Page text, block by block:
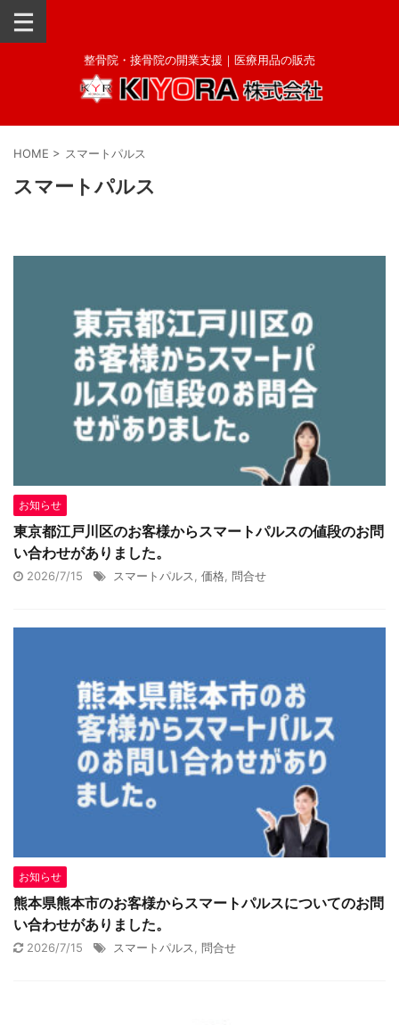
整骨院・接骨院の開業支援｜医療用品の販売
HOME > スマートパルス
スマートパルス
お知らせ
東京都江戸川区のお客様からスマートパルスの値段のお問
い合わせがありました。
2026/7/15 スマートパルス 価格 問合せ
お知らせ
熊本県熊本市のお客様からスマートパルスについてのお問
い合わせがありました。
2026/7/15 スマートパルス 問合せ